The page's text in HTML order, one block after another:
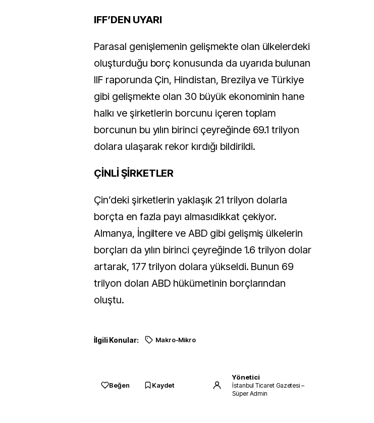
IFF’DEN UYARI
Parasal genişlemenin gelişmekte olan ülkelerdeki
oluşturduğu borç konusunda da uyarıda bulunan
IIF raporunda Çin, Hindistan, Brezilya ve Türkiye
gibi gelişmekte olan 30 büyük ekonominin hane
halkı ve şirketlerin borcunu içeren toplam
borcunun bu yılın birinci çeyreğinde 69.1 trilyon
dolara ulaşarak rekor kırdığı bildirildi.
ÇİNLİ ŞİRKETLER
Çin’deki şirketlerin yaklaşık 21 trilyon dolarla
borçta en fazla payı almasıdikkat çekiyor.
Almanya, İngiltere ve ABD gibi gelişmiş ülkelerin
borçları da yılın birinci çeyreğinde 1.6 trilyon dolar
artarak, 177 trilyon dolara yükseldi. Bunun 69
trilyon doları ABD hükümetinin borçlarından
oluştu.
İlgili Konular: Makro-Mikro
Beğen Kaydet
Yönetici
İstanbul Ticaret Gazetesi –
Süper Admin